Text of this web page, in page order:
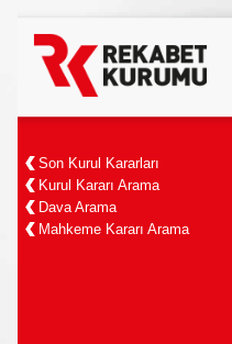
Son Kurul Kararları
Kurul Kararı Arama
Dava Arama
Mahkeme Kararı Arama